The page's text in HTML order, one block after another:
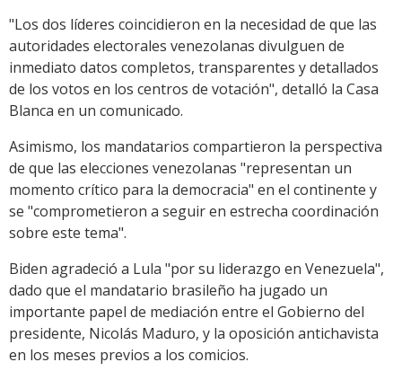
"Los dos líderes coincidieron en la necesidad de que las
autoridades electorales venezolanas divulguen de
inmediato datos completos, transparentes y detallados
de los votos en los centros de votación", detalló la Casa
Blanca en un comunicado.
Asimismo, los mandatarios compartieron la perspectiva
de que las elecciones venezolanas "representan un
momento crítico para la democracia" en el continente y
se "comprometieron a seguir en estrecha coordinación
sobre este tema".
Biden agradeció a Lula "por su liderazgo en Venezuela",
dado que el mandatario brasileño ha jugado un
importante papel de mediación entre el Gobierno del
presidente, Nicolás Maduro, y la oposición antichavista
en los meses previos a los comicios.